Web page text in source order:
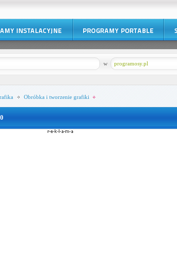
programosy.pl
w
Obróbka i tworzenie grafiki